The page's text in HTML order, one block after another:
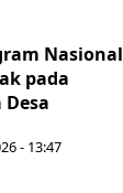
Nasional
pada
- 13:47